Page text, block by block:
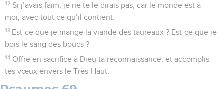
12 Si j’avais faim, je ne te le dirais pas, car le monde est à
moi, avec tout ce qu’il contient.
13 Est-ce que je mange la viande des taureaux ? Est-ce que je
bois le sang des boucs ?
14 Offre en sacrifice à Dieu ta reconnaissance, et accomplis
tes vœux envers le Très-Haut.